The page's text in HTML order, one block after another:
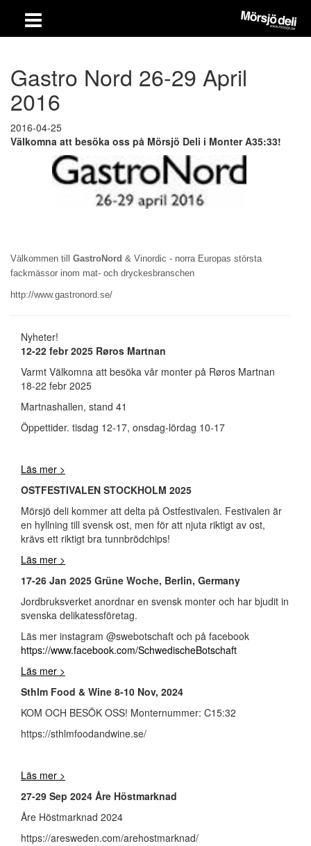
Gastro Nord 26-29 April
2016
2016-04-25
Välkomna att besöka oss på Mörsjö Deli i Monter A35:33!
Välkommen till GastroNord & Vinordic - norra Europas största
fackmässor inom mat- och dryckesbranschen
http://www.gastronord.se/
Nyheter!
12-22 febr 2025 Røros Martnan
Varmt Välkomna att besöka vår monter på Røros Martnan
18-22 febr 2025
Martnashallen, stand 41
Öppettider. tisdag 12-17, onsdag-lördag 10-17
Läs mer >
OSTFESTIVALEN STOCKHOLM 2025
Mörsjö deli kommer att delta på Ostfestivalen. Festivalen är
en hyllning till svensk ost, men för att njuta riktigt av ost,
krävs ett riktigt bra tunnbrödchips!
Läs mer >
17-26 Jan 2025 Grüne Woche, Berlin, Germany
Jordbruksverket anordnar en svensk monter och har bjudit in
svenska delikatessföretag.
Läs mer instagram @swebotschaft och på facebook
https://www.facebook.com/SchwedischeBotschaft
Läs mer >
Sthlm Food & Wine 8-10 Nov, 2024
KOM OCH BESÖK OSS! Monternummer: C15:32
https://sthlmfoodandwine.se/
Läs mer >
27-29 Sep 2024 Åre Höstmarknad
Åre Höstmarknad 2024
https://aresweden.com/arehostmarknad/